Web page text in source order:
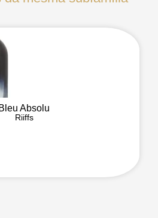
Bleu Absolu
Riiffs